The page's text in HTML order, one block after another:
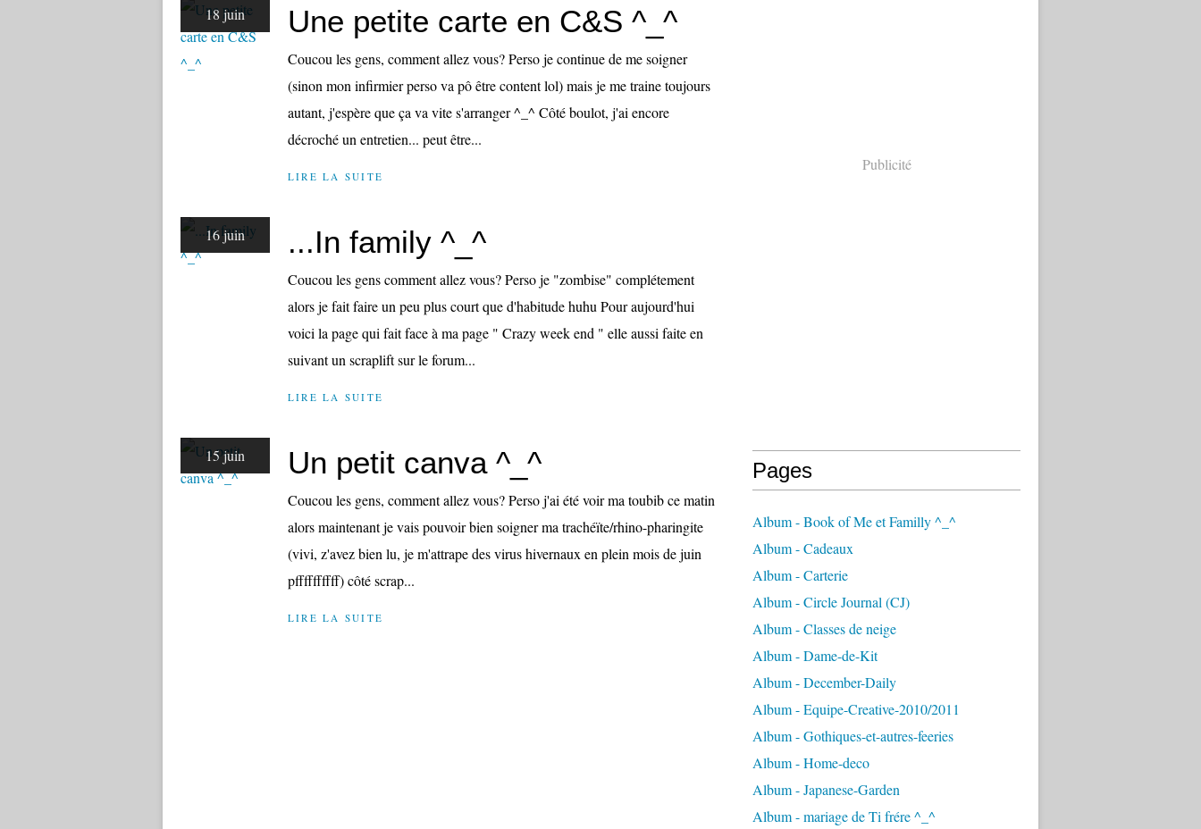
18 juin Une petite carte en C&S ^_^
Coucou les gens, comment allez vous? Perso je continue de me soigner
(sinon mon infirmier perso va pô être content lol) mais je me traine toujours
autant, j'espère que ça va vite s'arranger ^_^ Côté boulot, j'ai encore
décroché un entretien... peut être...
LIRE LA SUITE
16 juin ...In family ^_^
Coucou les gens comment allez vous? Perso je "zombise" complétement
alors je fait faire un peu plus court que d'habitude huhu Pour aujourd'hui
voici la page qui fait face à ma page " Crazy week end " elle aussi faite en
suivant un scraplift sur le forum...
LIRE LA SUITE
15 juin Un petit canva ^_^
Coucou les gens, comment allez vous? Perso j'ai été voir ma toubib ce matin
alors maintenant je vais pouvoir bien soigner ma trachéïte/rhino-pharingite
(vivi, z'avez bien lu, je m'attrape des virus hivernaux en plein mois de juin
pffffffffff) côté scrap...
LIRE LA SUITE
Publicité
Pages
Album - Book of Me et Familly ^_^
Album - Cadeaux
Album - Carterie
Album - Circle Journal (CJ)
Album - Classes de neige
Album - Dame-de-Kit
Album - December-Daily
Album - Equipe-Creative-2010/2011
Album - Gothiques-et-autres-feeries
Album - Home-deco
Album - Japanese-Garden
Album - mariage de Ti frére ^_^